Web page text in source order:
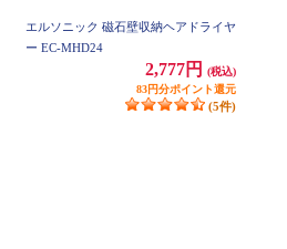
エルソニック 磁石壁収納ヘアドライヤ
ー EC-MHD24
2,777円
(税込)
83円分ポイント還元
(5件)